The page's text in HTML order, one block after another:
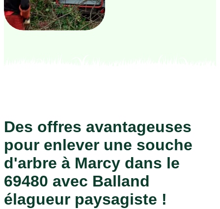
Des offres avantageuses
pour enlever une souche
d'arbre à Marcy dans le
69480 avec Balland
élagueur paysagiste !